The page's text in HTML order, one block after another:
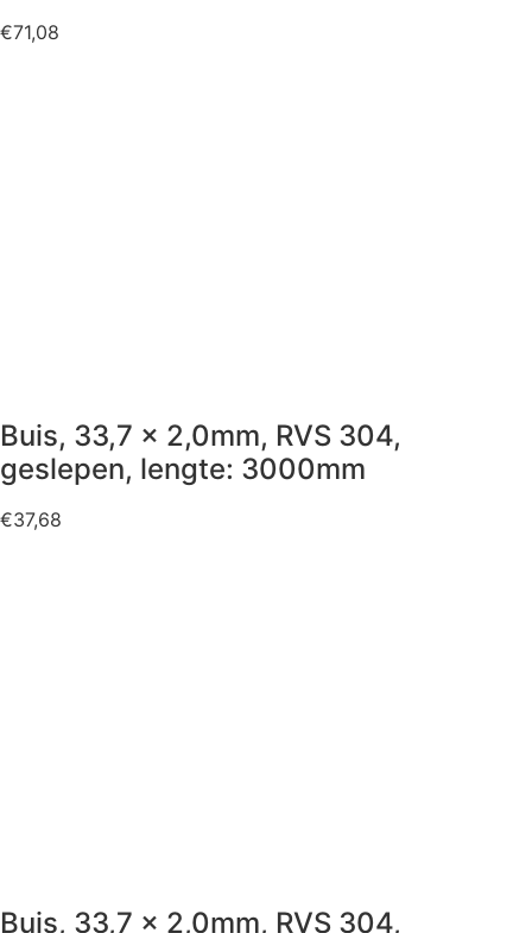
€71,08
Buis, 33,7 x 2,0mm, RVS 304,
geslepen, lengte: 3000mm
€37,68
Buis, 33,7 x 2,0mm, RVS 304,